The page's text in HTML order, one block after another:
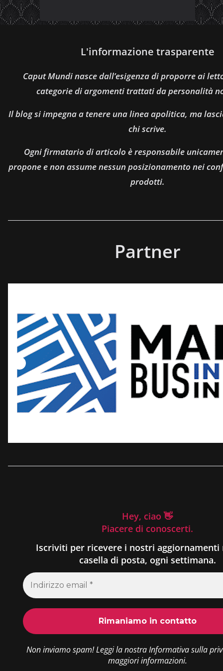
L'informazione trasparente
Caput Mundi nasce dall’esigenza di proporre ai
categorie di argomenti trattati da personalità
Il blog si impegna a tenere una linea apolitica, ma
chi scrive.
Ogni firmatario di articolo è responsabile
propone e non assume nessun posizionamento nei
prodotti.
Partner
Hey, ciao 👋
Piacere di conoscerti.
Iscriviti per ricevere i nostri aggiornamenti
casella di posta, ogni settimana.
Non inviamo spam! Leggi la nostraInformativa sulla
maggiori informazioni.